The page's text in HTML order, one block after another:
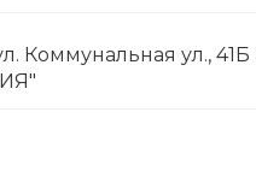
Коммунальная ул.,